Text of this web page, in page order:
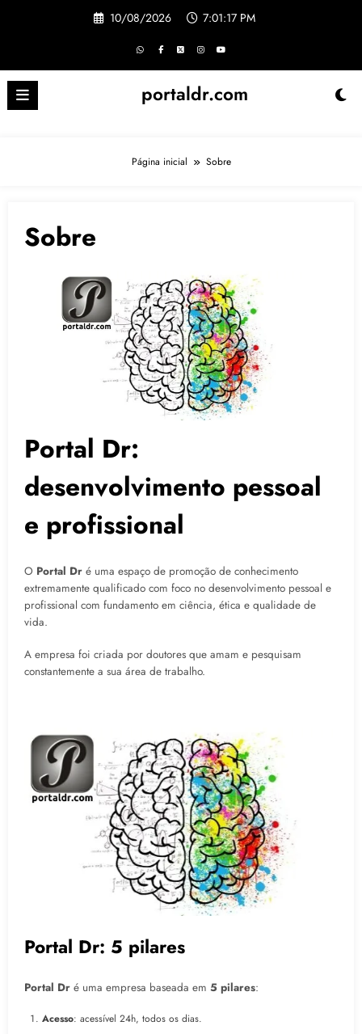
10/08/2026 7:01:17 PM
portaldr.com
Página inicial Sobre
Sobre
Portal Dr:
desenvolvimento pessoal
e profissional
O Portal Dr é uma espaço de promoção de conhecimento
extremamente qualificado com foco no desenvolvimento pessoal e
profissional com fundamento em ciência, ética e qualidade de
vida.
A empresa foi criada por doutores que amam e pesquisam
constantemente a sua área de trabalho.
Portal Dr: 5 pilares
Portal Dr é uma empresa baseada em 5 pilares:
Acesso: acessível 24h, todos os dias.